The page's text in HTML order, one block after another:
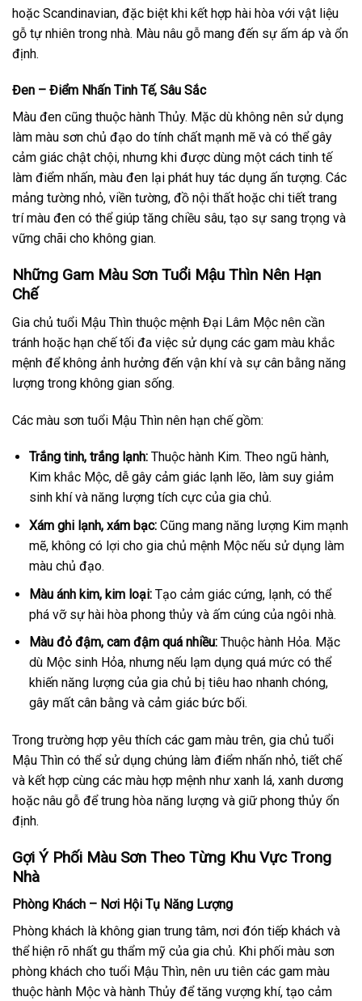
hoặc Scandinavian, đặc biệt khi kết hợp hài hòa với vật liệu
gỗ tự nhiên trong nhà. Màu nâu gỗ mang đến sự ấm áp và ổn
định.
Đen – Điểm Nhấn Tinh Tế, Sâu Sắc
Màu đen cũng thuộc hành Thủy. Mặc dù không nên sử dụng
làm màu sơn chủ đạo do tính chất mạnh mẽ và có thể gây
cảm giác chật chội, nhưng khi được dùng một cách tinh tế
làm điểm nhấn, màu đen lại phát huy tác dụng ấn tượng. Các
mảng tường nhỏ, viền tường, đồ nội thất hoặc chi tiết trang
trí màu đen có thể giúp tăng chiều sâu, tạo sự sang trọng và
vững chãi cho không gian.
Những Gam Màu Sơn Tuổi Mậu Thìn Nên Hạn
Chế
Gia chủ tuổi Mậu Thìn thuộc mệnh Đại Lâm Mộc nên cần
tránh hoặc hạn chế tối đa việc sử dụng các gam màu khắc
mệnh để không ảnh hưởng đến vận khí và sự cân bằng năng
lượng trong không gian sống.
Các màu sơn tuổi Mậu Thìn nên hạn chế gồm:
Trắng tinh, trắng lạnh:Thuộc hành Kim. Theo ngũ hành,
Kim khắc Mộc, dễ gây cảm giác lạnh lẽo, làm suy giảm
sinh khí và năng lượng tích cực của gia chủ.
Xám ghi lạnh, xám bạc:Cũng mang năng lượng Kim mạnh
mẽ, không có lợi cho gia chủ mệnh Mộc nếu sử dụng làm
màu chủ đạo.
Màu ánh kim, kim loại:Tạo cảm giác cứng, lạnh, có thể
phá vỡ sự hài hòa phong thủy và ấm cúng của ngôi nhà.
Màu đỏ đậm, cam đậm quá nhiều:Thuộc hành Hỏa. Mặc
dù Mộc sinh Hỏa, nhưng nếu lạm dụng quá mức có thể
khiến năng lượng của gia chủ bị tiêu hao nhanh chóng,
gây mất cân bằng và cảm giác bức bối.
Trong trường hợp yêu thích các gam màu trên, gia chủ tuổi
Mậu Thìn có thể sử dụng chúng làm điểm nhấn nhỏ, tiết chế
và kết hợp cùng các màu hợp mệnh như xanh lá, xanh dương
hoặc nâu gỗ để trung hòa năng lượng và giữ phong thủy ổn
định.
Gợi Ý Phối Màu Sơn Theo Từng Khu Vực Trong
Nhà
Phòng Khách – Nơi Hội Tụ Năng Lượng
Phòng khách là không gian trung tâm, nơi đón tiếp khách và
thể hiện rõ nhất gu thẩm mỹ của gia chủ. Khi phối màu sơn
phòng khách cho tuổi Mậu Thìn, nên ưu tiên các gam màu
thuộc hành Mộc và hành Thủy để tăng vượng khí, tạo cảm